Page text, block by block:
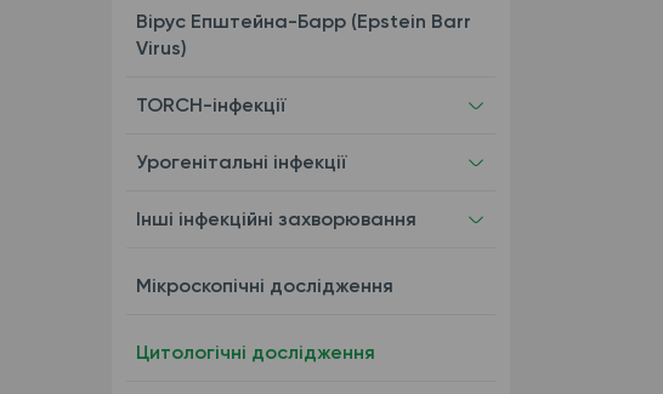
Вірус Епштейна-Барр (Epstein Barr
Virus)
TORCH-інфекції
Урогенітальні інфекції
Інші інфекційні захворювання
Мікроскопічні дослідження
Цитологічні дослідження